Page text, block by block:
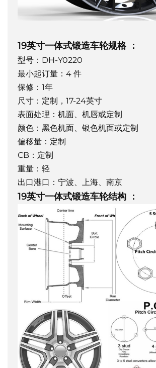
19英寸一体式锻造车轮规格 ：
型号：DH-Y0220
最小起订量：4 件
保修：1年
尺寸：定制，17-24英寸
表面处理：机面、机唇或定制
颜色：黑色机面、银色机面或定制
偏移量：定制
CB：定制
重量：轻
出口港口：宁波、上海、南京
19英寸一体式锻造车轮结构 ：